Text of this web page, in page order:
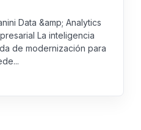
Data &amp; Analytics
La inteligencia
de modernización para